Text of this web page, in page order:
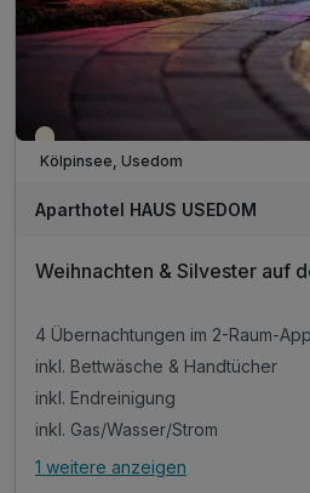
Saisonal verfügbar
Kölpinsee, Usedom
Aparthotel HAUS USEDOM
Weihnachten & Silvester auf
4 Übernachtungen im 2-Raum-
inkl. Bettwäsche & Handtücher
inkl. Endreinigung
inkl. Gas/Wasser/Strom
Alle Inklusivleistungen
1 weitere anzeigen